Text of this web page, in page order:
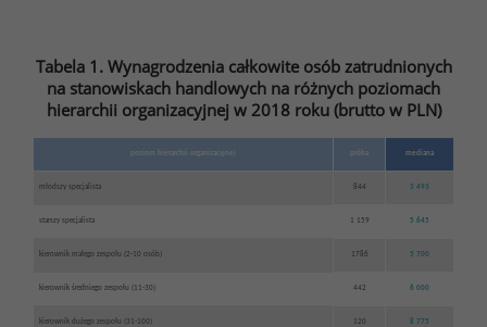
Tabela 1. Wynagrodzenia całkowite osób zatrudnionych
na stanowiskach handlowych na różnych poziomach
hierarchii organizacyjnej w 2018 roku (brutto w PLN)
poziom hierarchii organizacyjnej próba mediana
młodszy specjalista 844 3 493
starszy specjalista 1 159 5 645
kierownik małego zespołu (2-10 osób) 1786 5 700
kierownik średniego zespołu (11-30) 442 6 000
kierownik dużego zespołu (31-100) 120 8 775